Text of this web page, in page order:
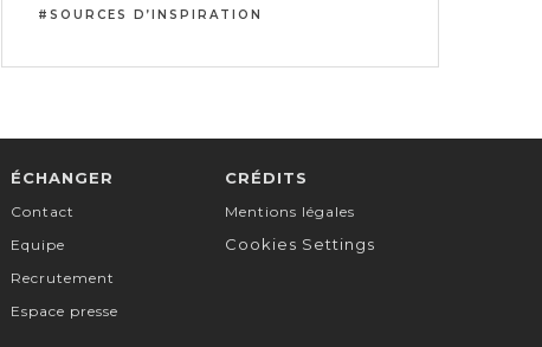
SOURCES D’INSPIRATION
ÉCHANGER
Contact
Equipe
Recrutement
Espace presse
CRÉDITS
Mentions légales
Cookies Settings